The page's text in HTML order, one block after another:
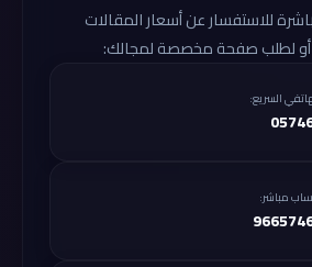
للاستفسار عن أسعار المقالات
أو لطلب صفحة مخصصة لمجالك:
السريع:
مباشر: